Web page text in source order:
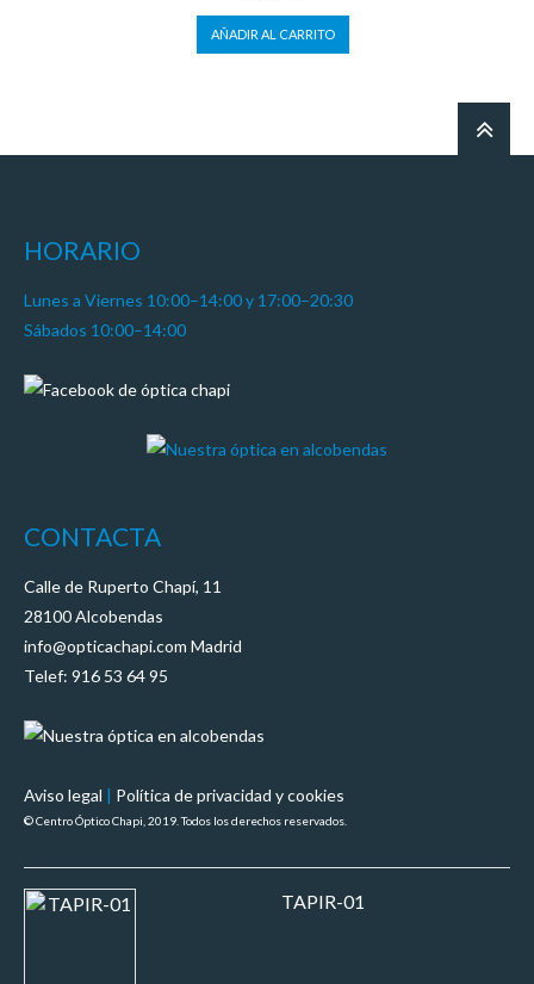
AÑADIR AL CARRITO
HORARIO
Lunes a Viernes 10:00–14:00 y 17:00–20:30
Sábados 10:00–14:00
CONTACTA
Calle de Ruperto Chapí, 11
28100 Alcobendas
info@opticachapi.com Madrid
Telef: 916 53 64 95
Aviso legal | Política de privacidad y cookies
© Centro Óptico Chapi, 2019. Todos los derechos reservados.
TAPIR-01